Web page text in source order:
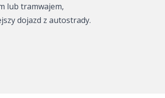
Smíchov - gdzie zaparkować?
lub tramwajem,
dojazd z autostrady.